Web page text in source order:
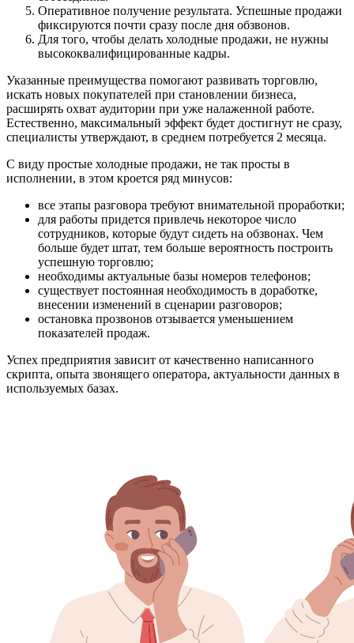
Оперативное получение результата. Успешные продажи
фиксируются почти сразу после дня обзвонов.
Для того, чтобы делать холодные продажи, не нужны
высококвалифицированные кадры.
Указанные преимущества помогают развивать торговлю,
искать новых покупателей при становлении бизнеса,
расширять охват аудитории при уже налаженной работе.
Естественно, максимальный эффект будет достигнут не сразу,
специалисты утверждают, в среднем потребуется 2 месяца.
С виду простые холодные продажи, не так просты в
исполнении, в этом кроется ряд минусов:
все этапы разговора требуют внимательной проработки;
для работы придется привлечь некоторое число
сотрудников, которые будут сидеть на обзвонах. Чем
больше будет штат, тем больше вероятность построить
успешную торговлю;
необходимы актуальные базы номеров телефонов;
существует постоянная необходимость в доработке,
внесении изменений в сценарии разговоров;
остановка прозвонов отзывается уменьшением
показателей продаж.
Успех предприятия зависит от качественно написанного
скрипта, опыта звонящего оператора, актуальности данных в
используемых базах.